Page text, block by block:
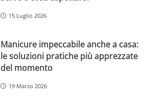
15 Luglio 2026
Manicure impeccabile anche a casa:
le soluzioni pratiche più apprezzate
del momento
19 Marzo 2026